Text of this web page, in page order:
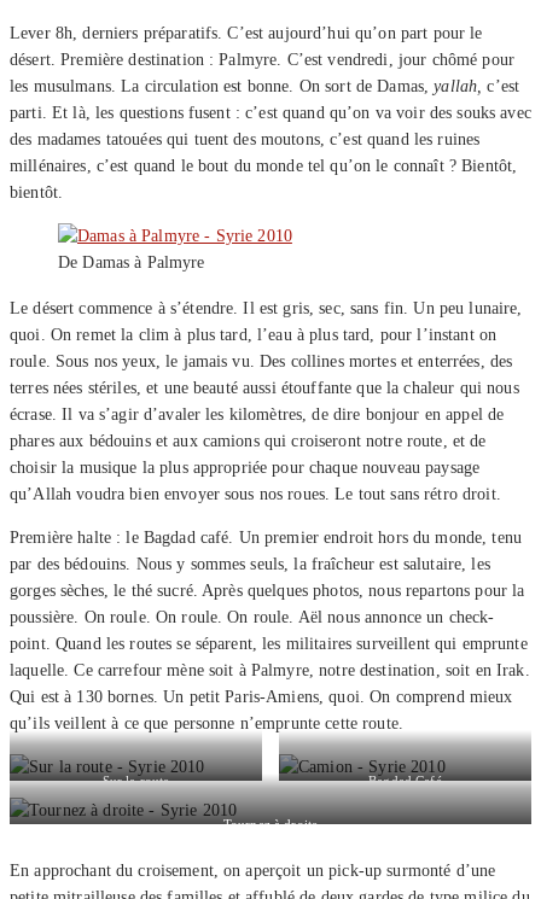
Lever 8h, derniers préparatifs. C’est aujourd’hui qu’on part pour le
désert. Première destination : Palmyre. C’est vendredi, jour chômé pour
les musulmans. La circulation est bonne. On sort de Damas,yallah, c’est
parti. Et là, les questions fusent : c’est quand qu’on va voir des souks avec
des madames tatouées qui tuent des moutons, c’est quand les ruines
millénaires, c’est quand le bout du monde tel qu’on le connaît ? Bientôt,
bientôt.
De Damas à Palmyre
Le désert commence à s’étendre. Il est gris, sec, sans fin. Un peu lunaire,
quoi. On remet la clim à plus tard, l’eau à plus tard, pour l’instant on
roule. Sous nos yeux, le jamais vu. Des collines mortes et enterrées, des
terres nées stériles, et une beauté aussi étouffante que la chaleur qui nous
écrase. Il va s’agir d’avaler les kilomètres, de dire bonjour en appel de
phares aux bédouins et aux camions qui croiseront notre route, et de
choisir la musique la plus appropriée pour chaque nouveau paysage
qu’Allah voudra bien envoyer sous nos roues. Le tout sans rétro droit.
Première halte : le Bagdad café. Un premier endroit hors du monde, tenu
par des bédouins. Nous y sommes seuls, la fraîcheur est salutaire, les
gorges sèches, le thé sucré. Après quelques photos, nous repartons pour la
poussière. On roule. On roule. On roule. Aël nous annonce un check-
point. Quand les routes se séparent, les militaires surveillent qui emprunte
laquelle. Ce carrefour mène soit à Palmyre, notre destination, soit en Irak.
Qui est à 130 bornes. Un petit Paris-Amiens, quoi. On comprend mieux
qu’ils veillent à ce que personne n’emprunte cette route.
Sur la route Bagdad Café
Tournez à droite
En approchant du croisement, on aperçoit un pick-up surmonté d’une